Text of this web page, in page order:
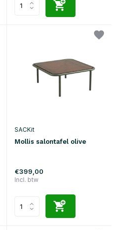
SACKit
Mollis salontafel olive
€399,00
Incl. btw